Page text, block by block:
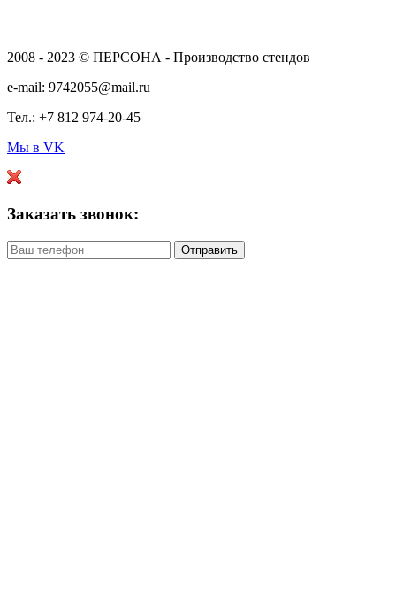
2008 - 2023 © ПЕРСОНА - Производство стендов
e-mail: 9742055@mail.ru
Тел.: +7 812 974-20-45
Мы в VK
Заказать звонок: